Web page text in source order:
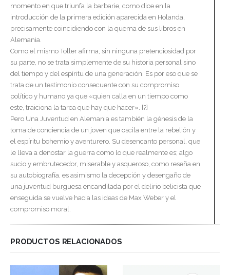
momento en que triunfa la barbarie, como dice en la
introducción de la primera edición aparecida en Holanda,
precisamente coincidiendo con la quema de sus libros en
Alemania.
Como el mismo Toller afirma, sin ninguna pretenciosidad por
su parte, no se trata simplemente de su historia personal sino
del tiempo y del espíritu de una generación. Es por eso que se
trata de un testimonio consecuente con su compromiso
político y humano ya que «quien calla en un tiempo como
este, traiciona la tarea que hay que hacer». [?]
Pero Una Juventud en Alemania es también la génesis de la
toma de conciencia de un joven que oscila entre la rebelión y
el espíritu bohemio y aventurero. Su desencanto personal, que
le lleva a denostar la guerra como lo que realmente es; algo
sucio y embrutecedor, miserable y asqueroso, como reseña en
su autobiografía, es asimismo la decepción y desengaño de
una juventud burguesa encandilada por el delirio belicista que
enseguida se vuelve hacia las ideas de Max Weber y el
compromiso moral.
PRODUCTOS RELACIONADOS